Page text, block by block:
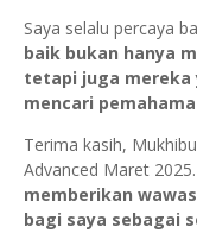
Saya selalu percaya
baik bukan hanya
tetapi juga mereka
mencari
Terima kasih,
Advanced Maret 2025.
memberikan
bagi saya sebagai